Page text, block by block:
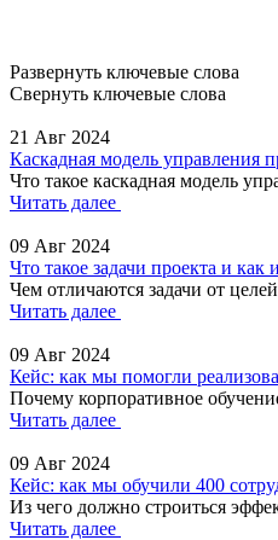
Развернуть ключевые слова
Свернуть ключевые слова
21 Авг 2024
Каскадная модель управления
Что такое каскадная модель
Читать далее
09 Авг 2024
Что такое задачи проекта и как
Чем отличаются задачи от
Читать далее
09 Авг 2024
Кейс: как мы помогли
Почему корпоративное
Читать далее
09 Авг 2024
Кейс: как мы обучили 400
Из чего должно строиться
Читать далее